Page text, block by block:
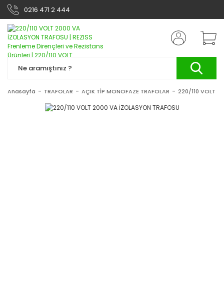
0216 471 2 444
Anasayfa TRAFOLAR AÇIK TİP MONOFAZE TRAFOLAR 220/110 VOLT